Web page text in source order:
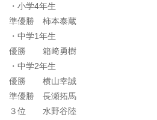
・小学4年生
準優勝 柿本泰蔵
・中学1年生
優勝 箱﨑勇樹
・中学2年生
優勝 横山幸誠
準優勝 長瀬拓馬
３位 水野谷陸